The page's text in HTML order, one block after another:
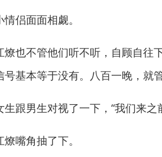
侣面面相觑。
不管他们听不听，自顾自往下
号基本等于没有。八百一晚，就
男生对视了一下，“我们来之
嘴角抽了下。